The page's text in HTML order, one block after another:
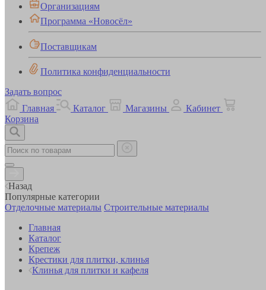
Организациям
Программа «Новосёл»
Поставщикам
Политика конфиденциальности
Задать вопрос
Главная
Каталог Магазины
Кабинет
Корзина
Назад
Популярные категории
Отделочные материалы Строительные материалы
Главная
Каталог
Крепеж
Крестики для плитки, клинья
Клинья для плитки и кафеля